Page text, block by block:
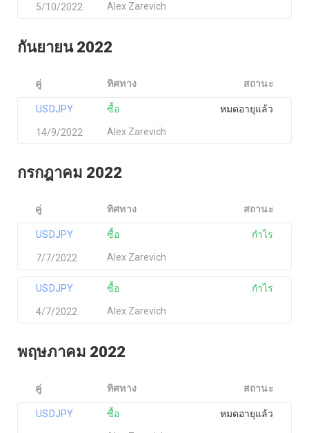
Alex Zarevich
5/10/2022
กันยายน 2022
คู่ ทิศทาง สถานะ
USDJPY
Alex Zarevich
ซื้อ
14/9/2022
หมดอายุแล้ว
กรกฎาคม 2022
คู่ ทิศทาง สถานะ
USDJPY
Alex Zarevich
ซื้อ
7/7/2022
กำไร
USDJPY
Alex Zarevich
ซื้อ
4/7/2022
กำไร
พฤษภาคม 2022
คู่ ทิศทาง สถานะ
USDJPY ซื้อ หมดอายุแล้ว